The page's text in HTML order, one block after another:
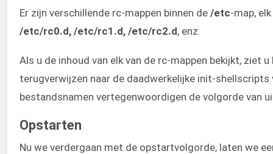
Er zijn verschillende rc-mappen binnen de /etc-map,
/etc/rc0.d, /etc/rc1.d, /etc/rc2.d, enz.
Als u de inhoud van elk van de rc-mappen bekijkt, ziet
terugverwijzen naar de daadwerkelijke init-
bestandsnamen vertegenwoordigen de volgorde van
Opstarten
Nu we verdergaan met de opstartvolgorde, laten we